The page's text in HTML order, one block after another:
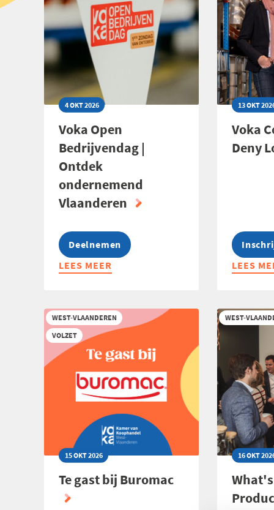
4 OKT 2026
Voka Open
Bedrijvendag |
Ontdek
ondernemend
Vlaanderen
Deelnemen
LEES MEER
ABOUT
BEDRIJVENDAG
|
ONTDEK
ONDERNEMEND
13 OKT
Voka
Deny
LEES
ABOUT
@
DENY
WEST-VLAANDEREN
VOLZET
15 OKT 2026
Te gast bij Buromac
WEST-
16 OKT